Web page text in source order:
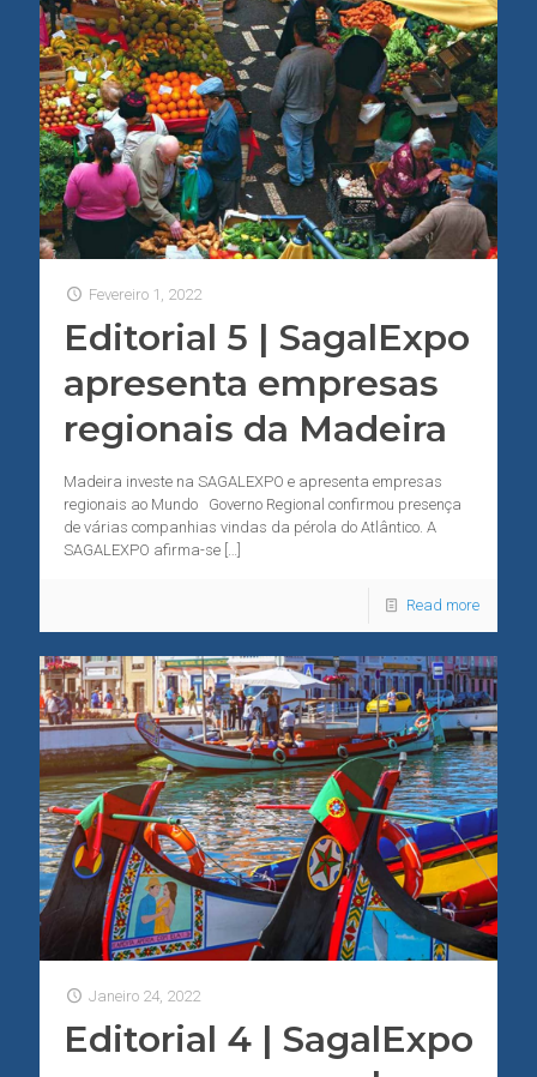
Fevereiro 1, 2022
Editorial 5 | SagalExpo
apresenta empresas
regionais da Madeira
Madeira investe na SAGALEXPO e apresenta empresas
regionais ao Mundo Governo Regional confirmou presença
de várias companhias vindas da pérola do Atlântico. A
SAGALEXPO afirma-se […]
Read more
Janeiro 24, 2022
Editorial 4 | SagalExpo